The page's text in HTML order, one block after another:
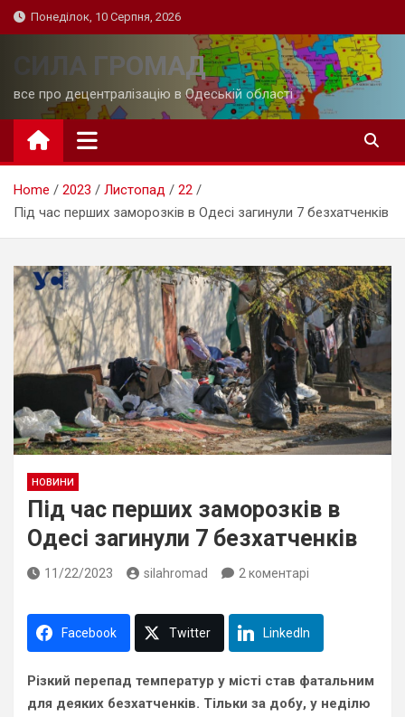
Skip
to
Понеділок, 10 Серпня, 2026
СИЛА ГРОМАД
все про децентралізацію в Одеській області
Home 2023 Листопад
22
Під час перших заморозків в Одесі загинули 7 безхатченків
НОВИНИ
Під час перших заморозків в
Одесі загинули 7 безхатченків
11/22/2023 silahromad 2 коментарі
Facebook Twitter LinkedIn
Різкий перепад температур у місті став фатальним
для деяких безхатченків. Тільки за добу, у неділю